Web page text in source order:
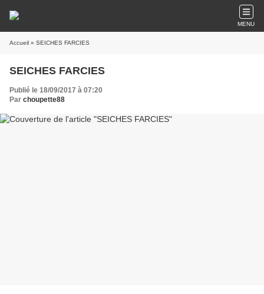
MENU
Accueil » SEICHES FARCIES
SEICHES FARCIES
Publié le 18/09/2017 à 07:20
Par choupette88